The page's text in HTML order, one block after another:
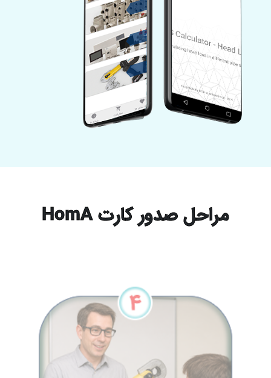
مراحل صدور کارت HomA